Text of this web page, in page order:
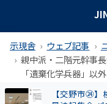
示現舎 ウェブ記事
親中派・二階元幹事
「遺棄化学兵器」以
曲輪クエス